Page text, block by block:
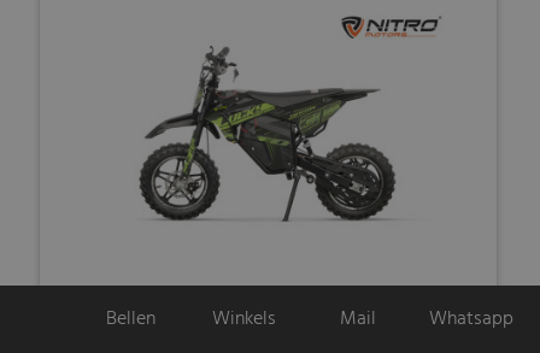
vanaf 549,-
Bellen Winkels Mail Whatsapp